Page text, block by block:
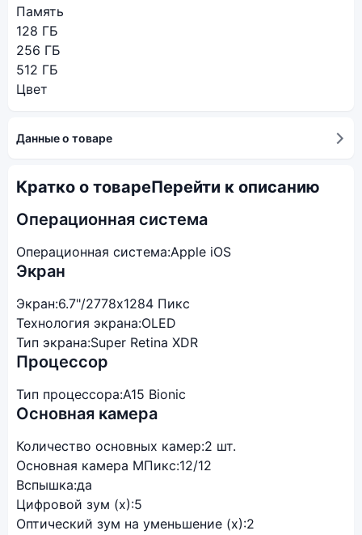
Память
128 ГБ
256 ГБ
512 ГБ
Цвет
Данные о товаре
Кратко о товареПерейти к описанию
Операционная система
Операционная система:Apple iOS
Экран
Экран:6.7"/2778x1284 Пикс
Технология экрана:OLED
Тип экрана:Super Retina XDR
Процессор
Тип процессора:A15 Bionic
Основная камера
Количество основных камер:2 шт.
Основная камера МПикс:12/12
Вспышка:да
Цифровой зум (x):5
Оптический зум на уменьшение (x):2